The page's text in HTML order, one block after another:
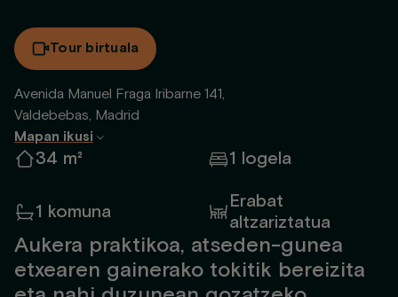
Tour birtuala
Avenida Manuel Fraga Iribarne 141,
Valdebebas, Madrid
Mapan ikusi
34 m² 1 logela
1 komuna
Erabat
altzariztatua
Aukera praktikoa, atseden-gunea
etxearen gainerako tokitik bereizita